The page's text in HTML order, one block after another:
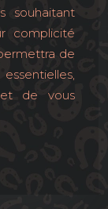
souhaitant
complicité
de
et de vous